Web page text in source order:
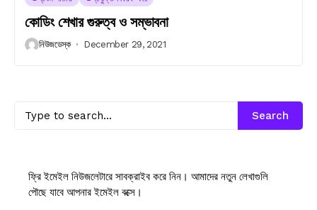
কোডিং শেখার গুরুত্ব ও সম্ভাবনা
নিউজডেস্ক December 29, 2021
Search
ফ্রি ইমেইল নিউজলেটারে সাবক্রাইব করে নিন। আমাদের নতুন লেখাগুলি
পৌছে যাবে আপনার ইমেইল বক্সে।